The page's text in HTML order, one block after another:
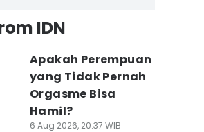
IDN
Apakah Perempuan
yang Tidak Pernah
Orgasme Bisa
Hamil?
6 Aug 2026, 20:37 WIB